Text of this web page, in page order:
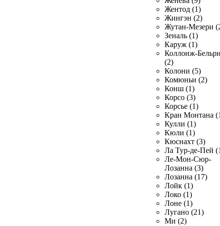
Жентод (1)
Жингэн (2)
Жутан-Мезери
Зеналь (1)
Каруж (1)
Коллонж-
(2)
Колони (5)
Комюньи (2)
Конш (1)
Корсо (3)
Корсье (1)
Кран Монтана
Кулли (1)
Кюли (1)
Кюснахт (3)
Ла Тур-де-Пей
Ле-Мон-Сюр-
Лозанна (3)
Лозанна (17)
Лойк (1)
Локо (1)
Лоне (1)
Лугано (21)
Ми (2)